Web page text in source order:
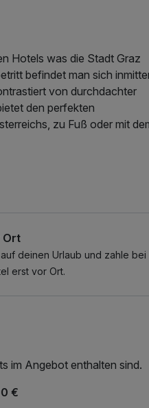
Hotels was die Stadt Graz
befindet man sich
von durchdachter
den perfekten
zu Fuß oder mit
des Lendhotels
Ort
deinen Urlaub und zahle bei
erst vor Ort.
im Angebot enthalten sind.
€